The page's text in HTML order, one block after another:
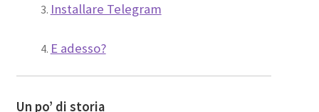
Installare Telegram
E adesso?
Un po’ di storia